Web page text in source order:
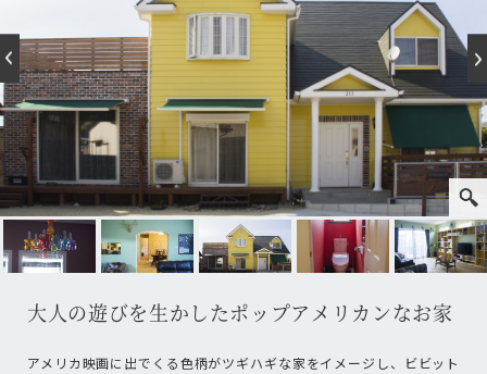
大人の遊びを生かしたポップアメリカンなお家
アメリカ映画に出でくる色柄がツギハギな家をイメージし、ビビット